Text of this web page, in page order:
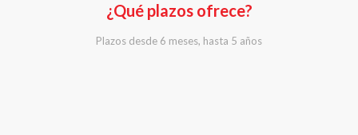
¿Qué plazos ofrece?
Plazos desde 6 meses, hasta 5 años